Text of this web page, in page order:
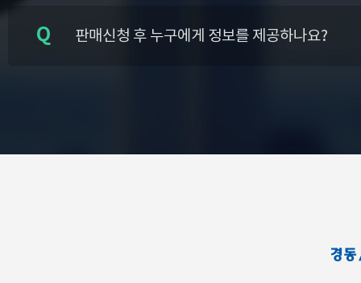
판매신청 후 누구에게 정보를 제공하나요?